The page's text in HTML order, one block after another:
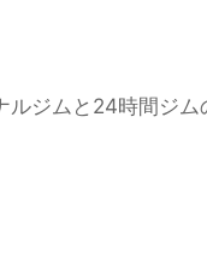
ジムと24時間ジム